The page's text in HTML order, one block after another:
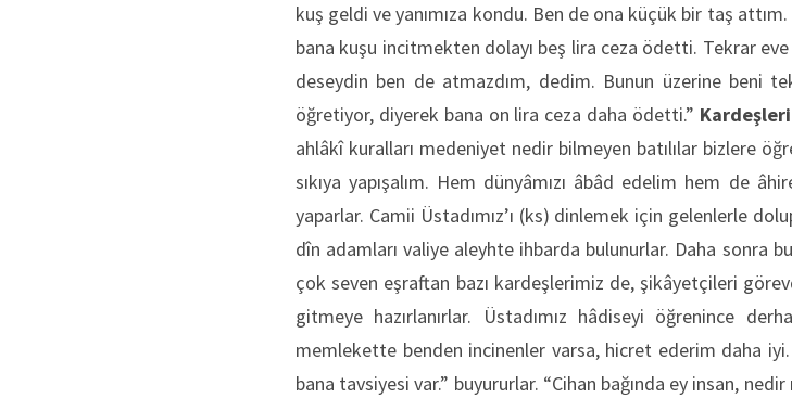
kuş geldi ve yanımıza kondu. Ben de ona küçük bir taş
bana kuşu incitmekten dolayı beş lira ceza ödetti. Tekrar
deseydin ben de atmazdım, dedim. Bunun üzerine beni
öğretiyor, diyerek bana on lira ceza daha ödetti.”
ahlâkî kuralları medeniyet nedir bilmeyen batılılar bizlere
sıkıya yapışalım. Hem dünyâmızı âbâd edelim hem de
yaparlar. Camii Üstadımız’ı (ks) dinlemek için gelenlerle
dîn adamları valiye aleyhte ihbarda bulunurlar. Daha sonra
çok seven eşraftan bazı kardeşlerimiz de, şikâyetçileri
gitmeye hazırlanırlar. Üstadımız hâdiseyi öğrenince
memlekette benden incinenler varsa, hicret ederim daha
bana tavsiyesi var.” buyururlar. “Cihan bağında ey insan,